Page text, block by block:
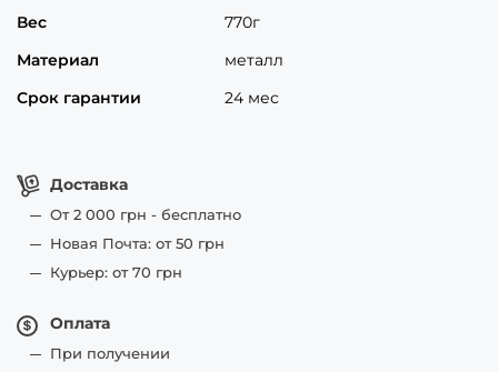
Доставка
От 2 000 грн - бесплатно
Новая Почта: от 50 грн
Курьер: от 70 грн
Оплата
При получении
Вес
770г
Материал
металл
Срок гарантии
24 мес